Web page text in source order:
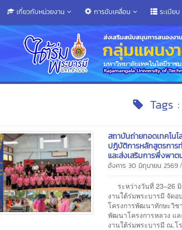
เกี่ยวกับหน่วยงาน การขับเคลื่อน ระเบีย
Tags
สถาบันถ่ายทอดเทคโน
ปฏิบัติการหลักสูตรการ
และส่งเสริมการพึ่งพา
อังคาร 30 มิถุนายน 2569
ระหว่างวันที่ 23–26
งานใต้ร่มพระบารมี จัดอ
โครงการพัฒนาทักษะวิช
พัฒนาโครงการหลวง แ
งานใต้ร่มพระบารมี ณ.โ